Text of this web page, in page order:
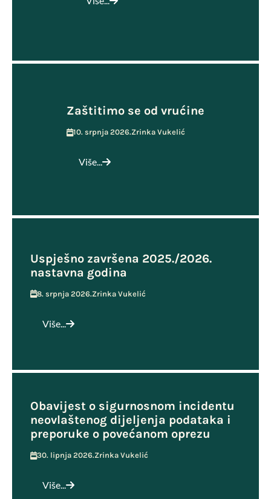
Zaštitimo se od vrućine
10. srpnja 2026.Zrinka Vukelić
Više...
Uspješno završena 2025./2026.
nastavna godina
8. srpnja 2026.Zrinka Vukelić
Više...
Obavijest o sigurnosnom incidentu
neovlaštenog dijeljenja podataka i
preporuke o povećanom oprezu
30. lipnja 2026.Zrinka Vukelić
Više...